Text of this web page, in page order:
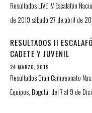
Resultados LIVE IV Escalafón
de 2019 sábado 27 de abril de
RESULTADOS II
CADETE Y JUVENIL
24 MARZO, 2019
Resultados Gran Campeonato
Equipos, Bogotá, del 7 al 9 de